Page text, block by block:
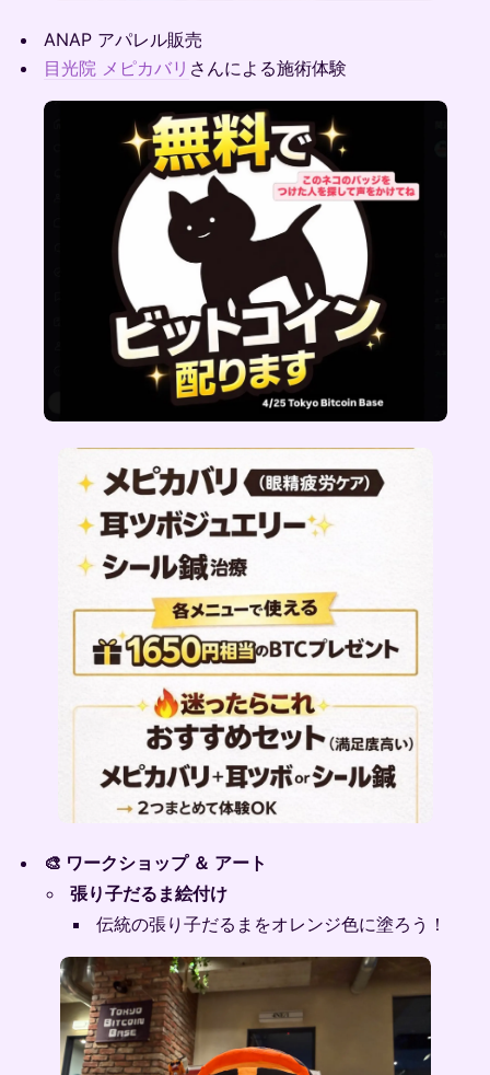
ANAP アパレル販売
目光院 メピカバリ さんによる施術体験
🎨 ワークショップ ＆ アート
張り子だるま絵付け
伝統の張り子だるまをオレンジ色に塗ろう！